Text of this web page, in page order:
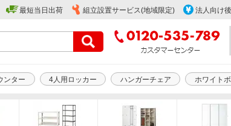
最短当日出荷 組立設置サービス(地域限定) 法人向け
ンター 4人用ロッカー ハンガーチェア ホワイト